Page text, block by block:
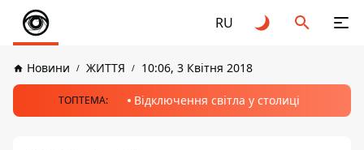
RU
Новини ЖИТТЯ 10:06, 3 Квітня 2018
ТОПТЕМА: Відключення світла у столиці